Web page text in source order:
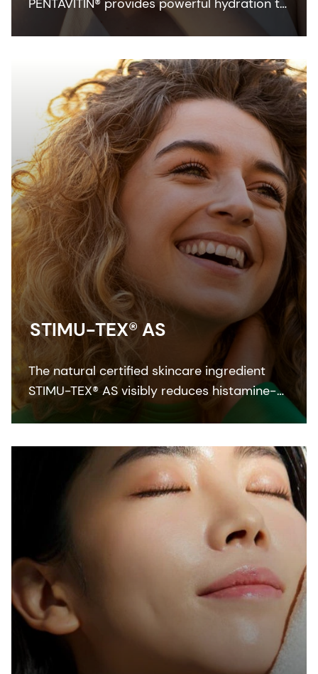
PENTAVITIN® provides powerful hydration to
all facial areas, visualized by new facial skin
STIMU-TEX® AS
The natural certified skincare ingredient
STIMU-TEX® AS visibly reduces histamine-
related symptoms like irritation and itching
skin.